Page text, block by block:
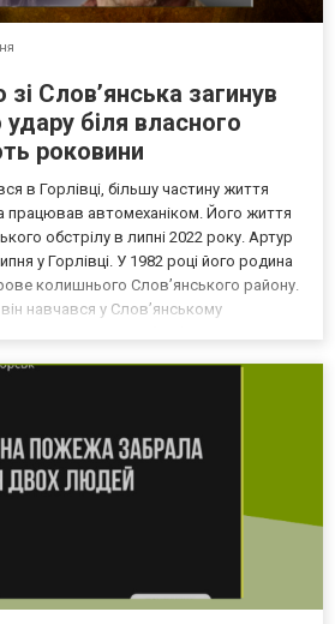
Слов’янська загинув
біля власного
роковини
в Горлівці, більшу частину життя
працював автомеханіком. Його життя
обстрілу в липні 2022 року. Артур
у Горлівці. У 1982 році його родина
колишнього Слов’янського району.
навчався у Слов’янському